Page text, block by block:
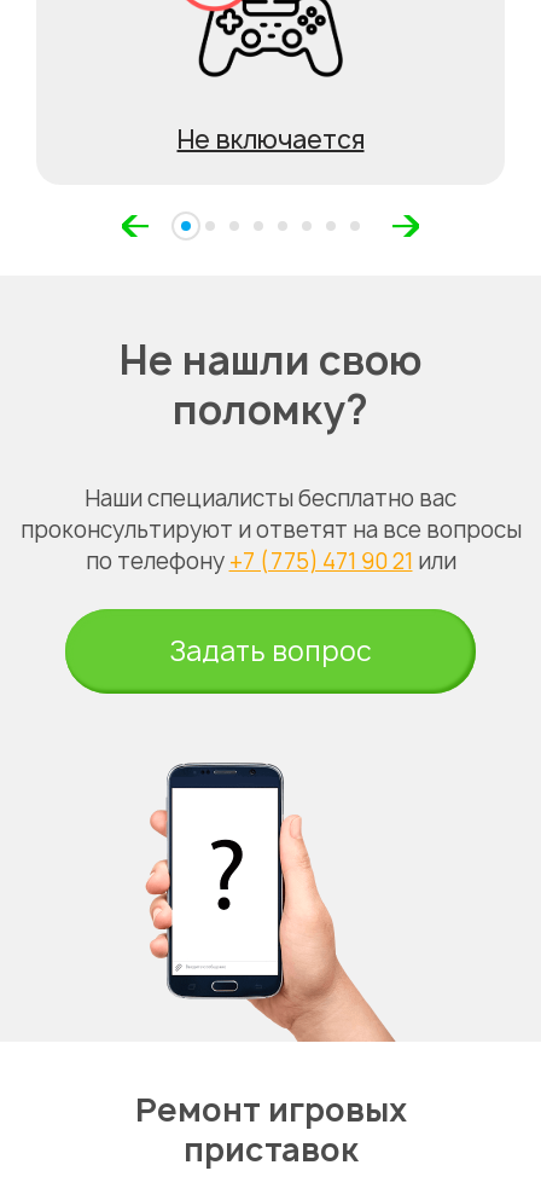
Не включается
Не нашли свою
поломку?
Наши специалисты бесплатно вас
проконсультируют и ответят на все вопросы
по телефону +7 (775) 471 90 21 или
Задать вопрос
Ремонт игровых
приставок